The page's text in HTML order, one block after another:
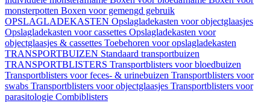
monsterpotten Boxen voor gemengd gebruik
OPSLAGLADEKASTEN Opslagladekasten voor objectglaasjes
Opslagladekasten voor cassettes Opslagladekasten voor
objectglaasjes & cassettes Toebehoren voor opslagladekasten
TRANSPORTBUIZEN Standaard transportbuizen
TRANSPORTBLISTERS Transportblisters voor bloedbuizen
Transportblisters voor feces- & urinebuizen Transportblisters voor
swabs Transportblisters voor objectglaasjes Transportblisters voor
parasitologie Combiblisters